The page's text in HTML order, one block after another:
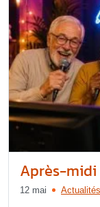
Après-midi
12 mai